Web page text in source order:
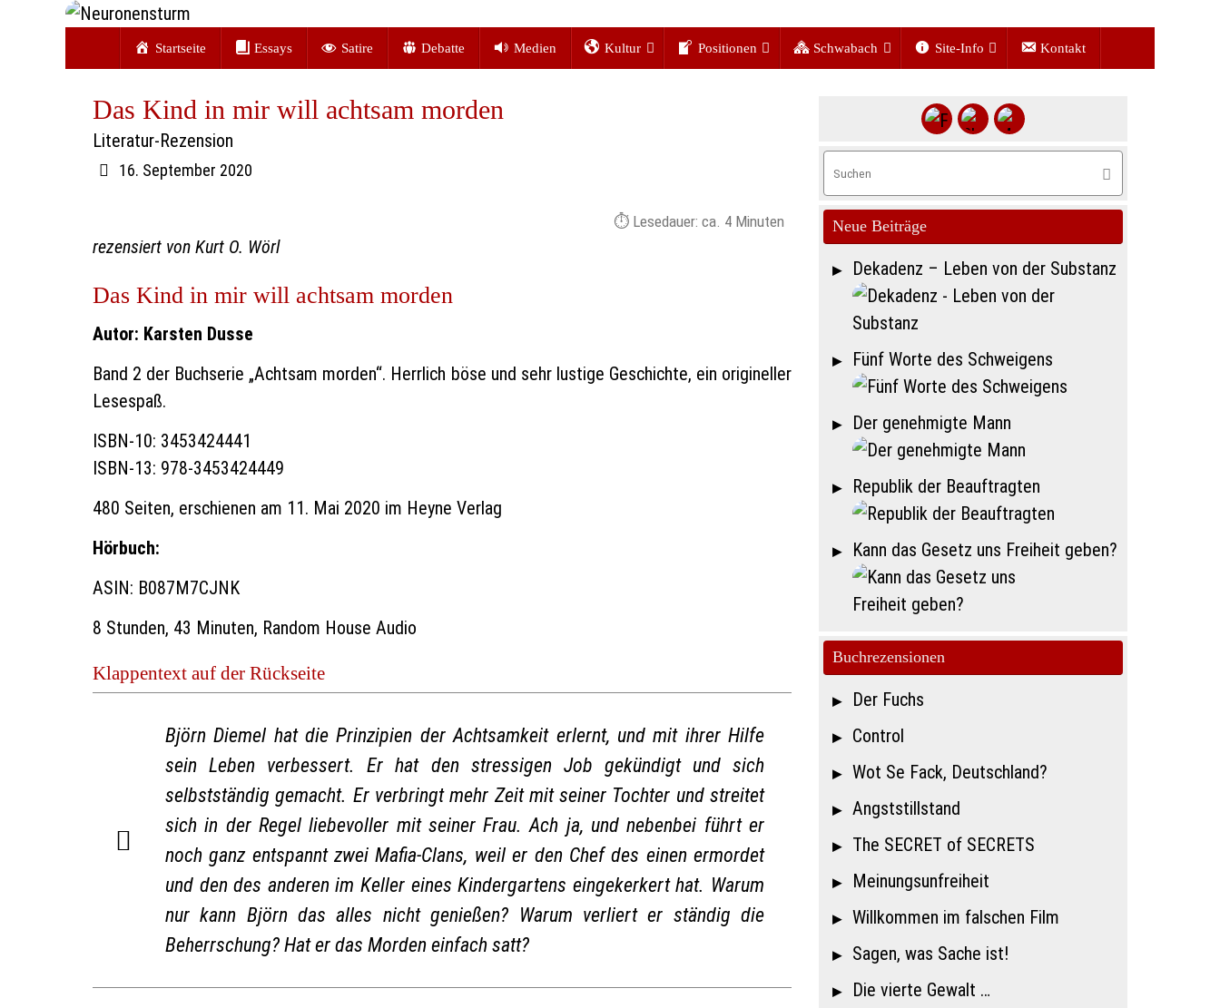
springen
Startseite Essays Satire Debatte Medien Kultur Positionen Schwabach Site-Info Kontakt
Das Kind in mir will achtsam morden
Literatur-Rezension
16. September 2020
Lesedauer: ca. 4 Minuten
rezensiert von Kurt O. Wörl
Das Kind in mir will achtsam morden
Autor: Karsten Dusse
Band 2 der Buchserie „Achtsam morden“. Herrlich böse und sehr lustige Geschichte, ein origineller
Lesespaß.
ISBN-10: 3453424441
ISBN-13: 978-3453424449
480 Seiten, erschienen am 11. Mai 2020 im Heyne Verlag
Hörbuch:
ASIN: B087M7CJNK
8 Stunden, 43 Minuten, Random House Audio
Klappentext auf der Rückseite
Björn Diemel hat die Prinzipien der Achtsamkeit erlernt, und mit ihrer Hilfe
sein Leben verbessert. Er hat den stressigen Job gekündigt und sich
selbstständig gemacht. Er verbringt mehr Zeit mit seiner Tochter und streitet
sich in der Regel liebevoller mit seiner Frau. Ach ja, und nebenbei führt er
noch ganz entspannt zwei Mafia-Clans, weil er den Chef des einen ermordet
und den des anderen im Keller eines Kindergartens eingekerkert hat. Warum
nur kann Björn das alles nicht genießen? Warum verliert er ständig die
Beherrschung? Hat er das Morden einfach satt?
nach:
Suchen
Neue Beiträge
Dekadenz – Leben von der Substanz
Fünf Worte des Schweigens
Der genehmigte Mann
Republik der Beauftragten
Kann das Gesetz uns Freiheit geben?
Buchrezensionen
Der Fuchs
Control
Wot Se Fack, Deutschland?
Angststillstand
The SECRET of SECRETS
Meinungsunfreiheit
Willkommen im falschen Film
Sagen, was Sache ist!
Die vierte Gewalt …